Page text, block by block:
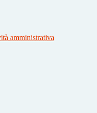
amministrativa